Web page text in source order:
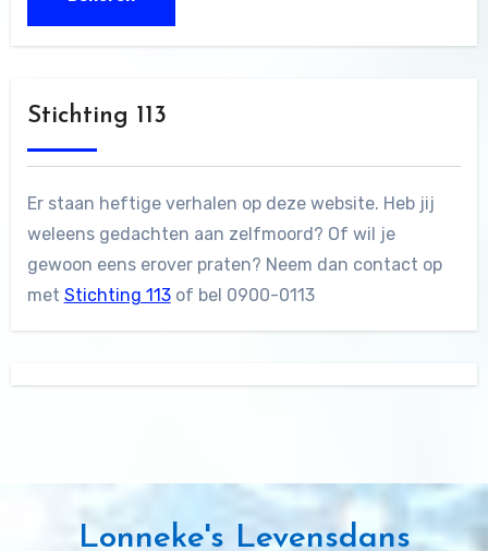
Stichting 113
Er staan heftige verhalen op deze website. Heb jij
weleens gedachten aan zelfmoord? Of wil je
gewoon eens erover praten? Neem dan contact op
met Stichting 113of bel 0900-0113
Lonneke's Levensdans